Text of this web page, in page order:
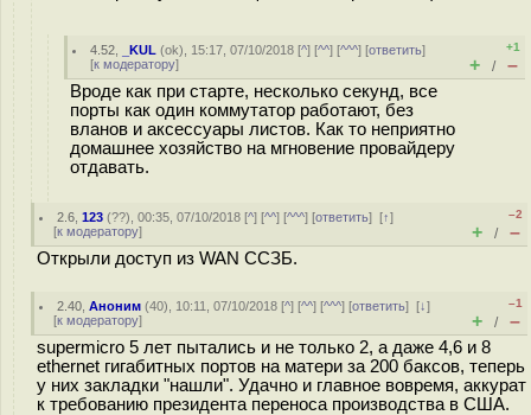
4.52 _KUL (ok), 15:17, 07/10/2018 [^] [^^] [^^^] [ответить]
[к модератору]
+1
+ / –
Вроде как при старте, несколько секунд, все
порты как один коммутатор работают, без
вланов и аксессуары листов. Как то неприятно
домашнее хозяйство на мгновение провайдеру
отдавать.
2.6 ,123 (??), 00:35, 07/10/2018 [^] [^^] [^^^] [ответить][↑]
[к модератору]
–2
+ / –
Открыли доступ из WAN ССЗБ.
2.40 ,Аноним (40), 10:11, 07/10/2018 [^] [^^] [^^^] [ответить][↓]
[к модератору]
–1
+ / –
supermicro 5 лет пытались и не только 2, а даже 4,6 и 8
ethernet гигабитных портов на матери за 200 баксов, теперь
у них закладки "нашли". Удачно и главное вовремя, аккурат
к требованию президента переноса производства в США.